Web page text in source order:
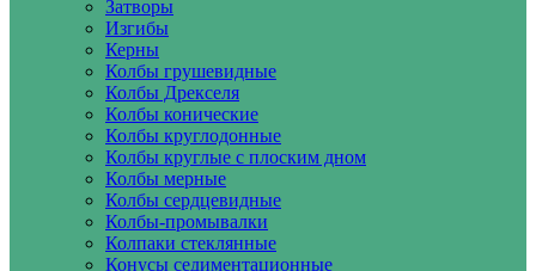
Затворы
Изгибы
Керны
Колбы грушевидные
Колбы Дрекселя
Колбы конические
Колбы круглодонные
Колбы круглые с плоским дном
Колбы мерные
Колбы сердцевидные
Колбы-промывалки
Колпаки стеклянные
Конусы седиментационные